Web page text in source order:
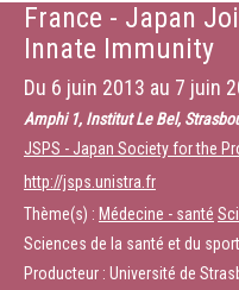
France - Japan
Innate Immunity
Du 6 juin 2013 au 7 juin
Amphi 1, Institut Le Bel,
JSPS - Japan Society for the
http://jsps.unistra.fr
Thème(s) : Médecine - santé
Sciences de la santé et du
Producteur : Université de